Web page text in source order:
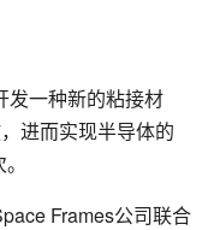
发一种新的粘接材
进而实现半导体的
Frames公司联合